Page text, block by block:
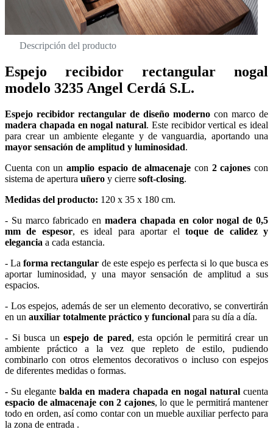
Descripción del producto
Espejo recibidor rectangular nogal
modelo 3235 Angel Cerdá S.L.
Espejo recibidor rectangular de diseño moderno con marco de
madera chapada en nogal natural. Este recibidor vertical es ideal
para crear un ambiente elegante y de vanguardia, aportando una
mayor sensación de amplitud y luminosidad.
Cuenta con unamplio espacio de almacenaje con 2 cajones con
sistema de apertura uñero y cierre soft-closing.
Medidas del producto: 120 x 35 x 180 cm.
- Su marco fabricado enmadera chapada en color nogal de 0,5
mm de espesor, es ideal para aportar el toque de calidez y
elegancia a cada estancia.
- Laforma rectangular de este espejo es perfecta si lo que busca es
aportar luminosidad, y una mayor sensación de amplitud a sus
espacios.
- Los espejos, además de ser un elemento decorativo, se convertirán
en un auxiliar totalmente práctico y funcional para su día a día.
- Si busca unespejo de pared, esta opción le permitirá crear un
ambiente práctico a la vez que repleto de estilo, pudiendo
combinarlo con otros elementos decorativos o incluso con espejos
de diferentes medidas o formas.
- Su elegante balda en madera chapada en nogal natural cuenta
espacio de almacenaje con 2 cajones, lo que le permitirá mantener
todo en orden, así como contar con un mueble auxiliar perfecto para
la zona de entrada .